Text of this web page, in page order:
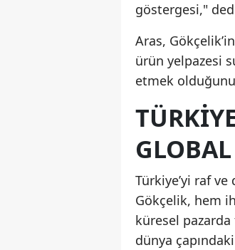
göstergesi,"
Aras,
ürün yelpazesi
etmek
Türkiye’yi raf
Gökçelik, hem
küresel pazarda
dünya